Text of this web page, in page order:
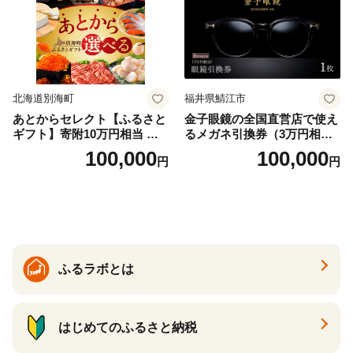
北海道別海町
あとからセレクト【ふるさと
ギフト】寄附10万円相当 あ
とから選べる！ ギフト いく
ら ほたて 海鮮 牛肉 別海町
ギフト ふるさと納税 ）
100,000円
福井県鯖江市
金子眼鏡の全国直営店で使え
るメガネ引換券（3万円相
100,000円
ふるラボとは
はじめてのふるさと納税